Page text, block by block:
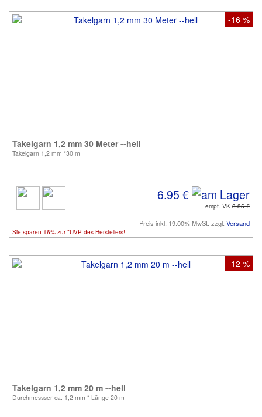
-16 %
Takelgarn 1,2 mm 30 Meter --hell
Takelgarn 1,2 mm *30 m
6.95 €
empf. VK 8.35 €
Preis inkl. 19.00% MwSt. zzgl. Versand
Sie sparen 16% zur *UVP des Herstellers!
-12 %
Takelgarn 1,2 mm 20 m --hell
Durchmessser ca. 1,2 mm * Länge 20 m